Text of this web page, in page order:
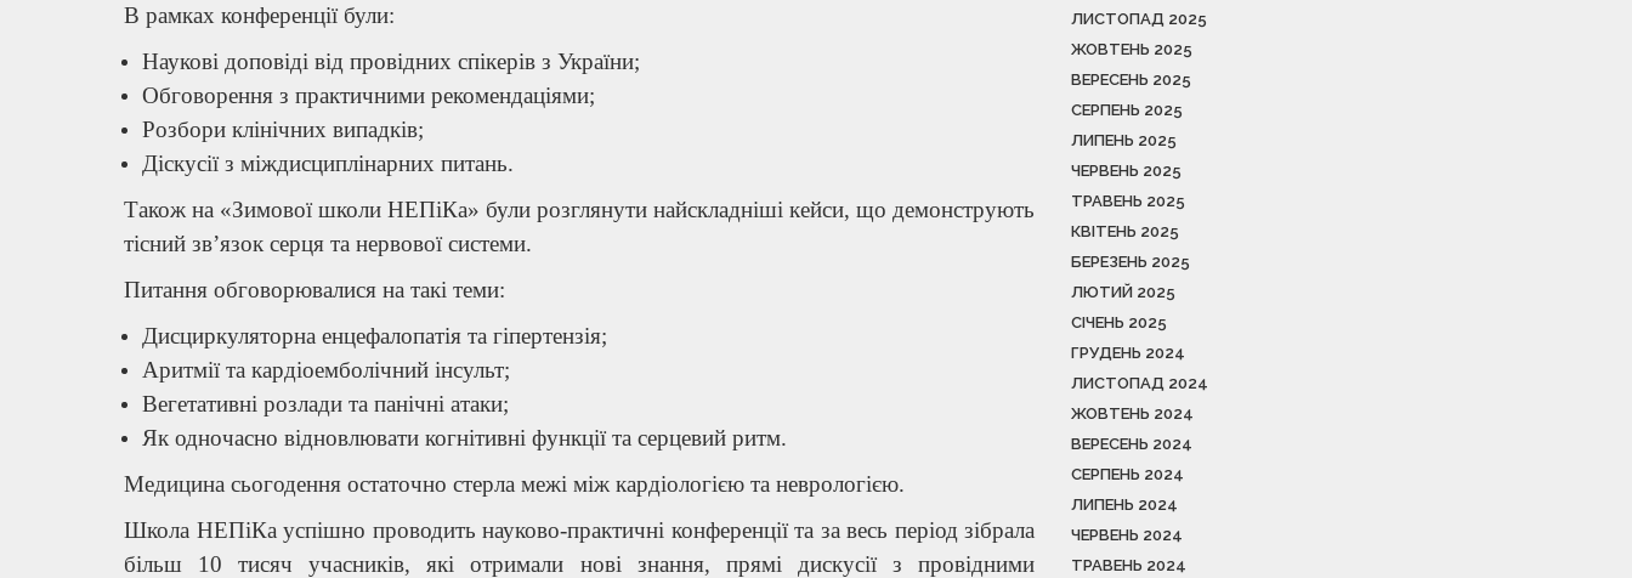
В рамках конференції були:
Наукові доповіді від провідних спікерів з України;
Обговорення з практичними рекомендаціями;
Розбори клінічних випадків;
Діскусії з міждисциплінарних питань.
Також на «Зимової школи НЕПіКа» були розглянути найскладніші кейси, що демонструють
тісний зв’язок серця та нервової системи.
Питання обговорювалися на такі теми:
Дисциркуляторна енцефалопатія та гіпертензія;
Аритмії та кардіоемболічний інсульт;
Вегетативні розлади та панічні атаки;
Як одночасно відновлювати когнітивні функції та серцевий ритм.
Медицина сьогодення остаточно стерла межі між кардіологією та неврологією.
Школа НЕПіКа успішно проводить науково-практичні конференції та за весь період зібрала
більш 10 тисяч учасників, які отримали нові знання, прямі дискусії з провідними
ЛИСТОПАД 2025
ЖОВТЕНЬ 2025
ВЕРЕСЕНЬ 2025
СЕРПЕНЬ 2025
ЛИПЕНЬ 2025
ЧЕРВЕНЬ 2025
ТРАВЕНЬ 2025
КВІТЕНЬ 2025
БЕРЕЗЕНЬ 2025
ЛЮТИЙ 2025
СІЧЕНЬ 2025
ГРУДЕНЬ 2024
ЛИСТОПАД 2024
ЖОВТЕНЬ 2024
ВЕРЕСЕНЬ 2024
СЕРПЕНЬ 2024
ЛИПЕНЬ 2024
ЧЕРВЕНЬ 2024
ТРАВЕНЬ 2024